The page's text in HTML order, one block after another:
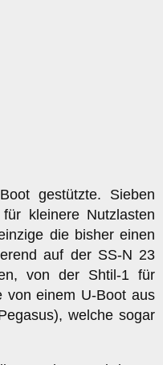
gestützte. Sieben
kleinere Nutzlasten
die bisher einen
auf der SS-N 23
von der Shtil-1 für
von einem U-Boot aus
welche sogar